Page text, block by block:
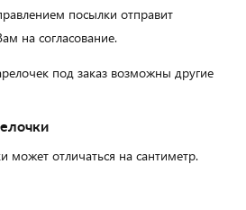
посылки отправит
на согласование.
под заказ возможны другие
может отличаться на сантиметр.